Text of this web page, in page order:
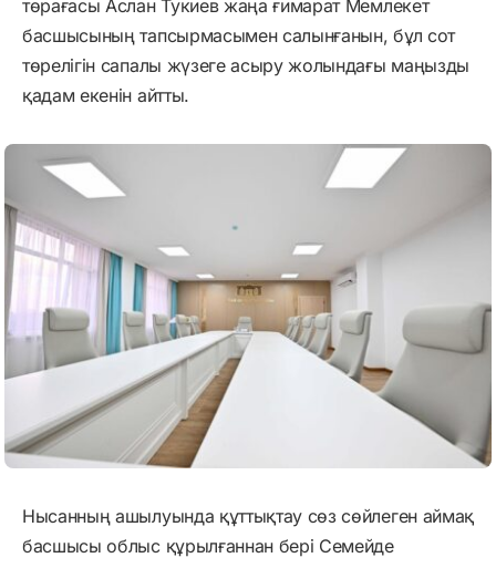
төрағасы Аслан Тукиев жаңа ғимарат Мемлекет
басшысының тапсырмасымен салынғанын, бұл сот
төрелігін сапалы жүзеге асыру жолындағы маңызды
қадам екенін айтты.
Нысанның ашылуында құттықтау сөз сөйлеген аймақ
басшысы облыс құрылғаннан бері Семейде